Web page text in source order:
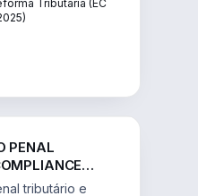
Tributária (EC
PENAL
tributário e